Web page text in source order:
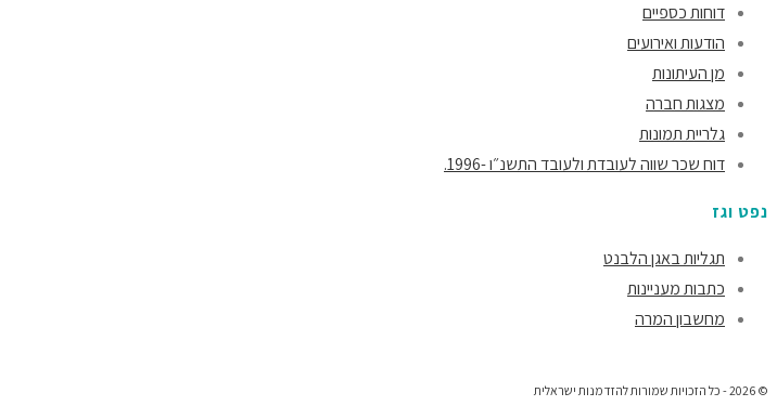
דוחות כספיים
הודעות ואירועים
מן העיתונות
מצגות חברה
גלריית תמונות
דוח שכר שווה לעובדת ולעובד התשנ״ו -1996.
נפט וגז
תגליות באגן הלבנט
כתבות מעניינות
מחשבון המרה
© 2026 - כל הזכויות שמורות להזדמנות ישראלית